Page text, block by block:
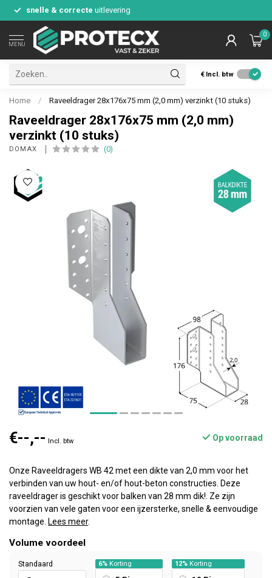
snelle & correcte uitlevering
MENU
0
€ Incl. btw
Home / Raveeldrager 28x176x75 mm (2,0 mm) verzinkt (10 stuks)
Raveeldrager 28x176x75 mm (2,0 mm)
verzinkt (10 stuks)
DOMAX (0)
€--,-- Incl. btw Op voorraad
Onze Raveeldragers WB 42 met een dikte van 2,0 mm voor het
verbinden van uw hout- en/of hout-beton constructies. Deze
raveeldrager is geschikt voor balken van 28 mm dik!. Ze zijn
voorzien van vele gaten voor een ijzersterke, snelle & eenvoudige
montage. Lees meer.
Volume voordeel
Standaard 6%Korting 12% Korting